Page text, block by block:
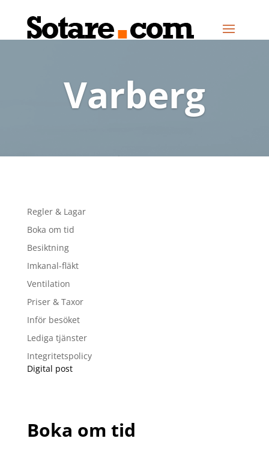
Varberg
Regler & Lagar
Boka om tid
Besiktning
Imkanal-fläkt
Ventilation
Priser & Taxor
Inför besöket
Lediga tjänster
Integritetspolicy
Digital post
Boka om tid